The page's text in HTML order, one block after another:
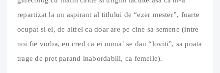
repartizat la un aspirant al titlului de “ezer mester”, foarte
ocupat si el, de altfel ca doar are pe cine sa semene (intre
noi fie vorba, eu cred ca ei numa’ se dau “loviti”, sa poata
trage de pret parand inabordabili, ca femeile).